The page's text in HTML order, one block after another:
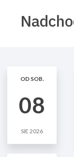
OD SOB.
08
SIE 2026